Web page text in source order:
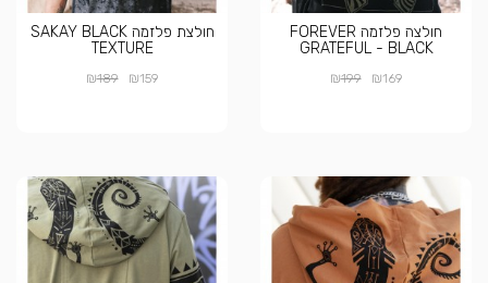
חולצה פלזמה FOREVER
GRATEFUL - BLACK
₪169
₪199
חולצת פלזמה SAKAY BLACK
TEXTURE
₪159
₪189